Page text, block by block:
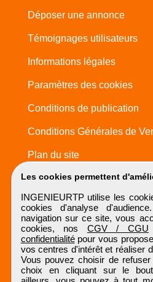
Les cookies permettent
INGENIEURTP utilise les
cookies d'analyse
navigation sur ce site, vous
cookies, nos CGV / CGU
confidentialitépour vous
vos centres d'intérêt et réaliser
Vous pouvez choisir de
choix en cliquant sur le
Déposer une annonce
Témoignages utilisateurs
Informations légales
Paramètres des cookies
Conditions de publication
Conditions Générales de
Plan du site